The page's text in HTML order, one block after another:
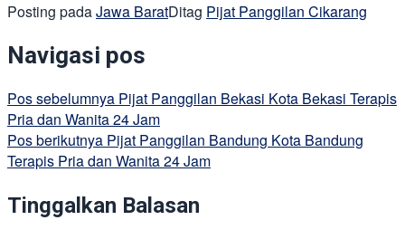
Posting padaJawa BaratDitag Pijat Panggilan Cikarang
Navigasi pos
Pos sebelumnya Pijat Panggilan Bekasi Kota Bekasi Terapis
Pria dan Wanita 24 Jam
Pos berikutnya Pijat Panggilan Bandung Kota Bandung
Terapis Pria dan Wanita 24 Jam
Tinggalkan Balasan